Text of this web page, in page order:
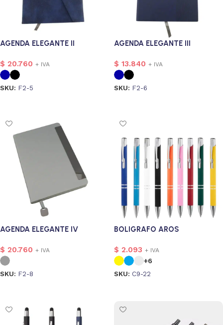
AGENDA ELEGANTE II
$ 20.760 + IVA
SKU: F2-5
AGENDA ELEGANTE III
$ 13.840 + IVA
SKU: F2-6
AGENDA ELEGANTE IV
$ 20.760 + IVA
SKU: F2-8
BOLIGRAFO AROS
$ 2.093 + IVA
+6
SKU: C9-22